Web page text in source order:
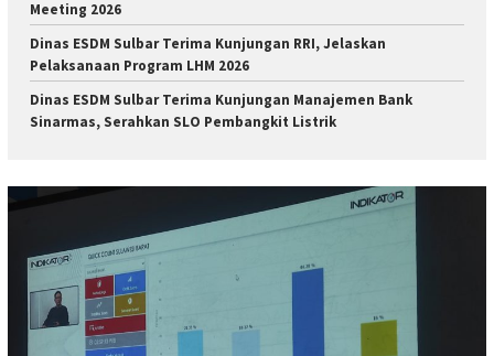
Meeting 2026
Dinas ESDM Sulbar Terima Kunjungan RRI, Jelaskan
Pelaksanaan Program LHM 2026
Dinas ESDM Sulbar Terima Kunjungan Manajemen Bank
Sinarmas, Serahkan SLO Pembangkit Listrik